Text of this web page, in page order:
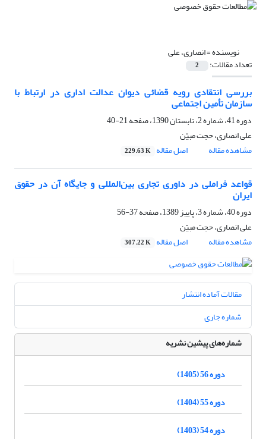
نویسنده =انصاری، علی
تعداد مقالات: 2
بررسی انتقادی رویه قضائی دیوان عدالت اداری در ارتباط با
سازمان تأمین اجتماعی
دوره 41، شماره 2، تابستان 1390، صفحه
21-40
علی انصاری، حجت مبیّن
مشاهده مقاله
اصل مقاله 229.63 K
قواعد فراملی در داوری تجاری بین‌المللی و جایگاه آن در حقوق
ایران
دوره 40، شماره 3، پاییز 1389، صفحه
37-56
علی انصاری، حجت مبیّن
مشاهده مقاله
اصل مقاله 307.22 K
مقالات آماده انتشار
شماره جاری
شماره‌های پیشین نشریه
دوره 56 (1405)
دوره 55 (1404)
دوره 54 (1403)